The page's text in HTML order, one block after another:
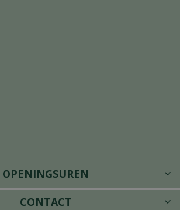
OPENINGSUREN
CONTACT